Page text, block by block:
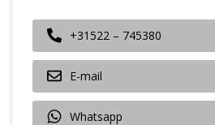
+31522 – 745380
E-mail
Whatsapp